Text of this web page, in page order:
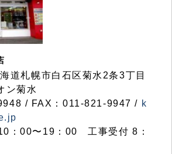
札幌市白石区菊水2条3丁目
ン菊水
/ FAX：011-821-9947 / k
：00〜19：00 工事受付 8：